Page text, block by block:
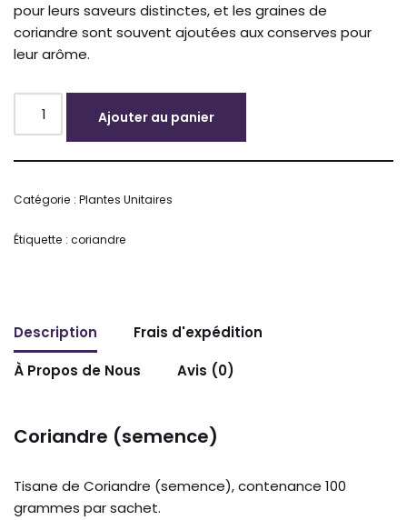
pour leurs saveurs distinctes, et les graines de
coriandre sont souvent ajoutées aux conserves pour
leur arôme.
Ajouter au panier
Catégorie : Plantes Unitaires
Étiquette : coriandre
Description
Frais d'expédition
À Propos de Nous
Avis (0)
Coriandre (semence)
Tisane de Coriandre (semence), contenance 100
grammes par sachet.